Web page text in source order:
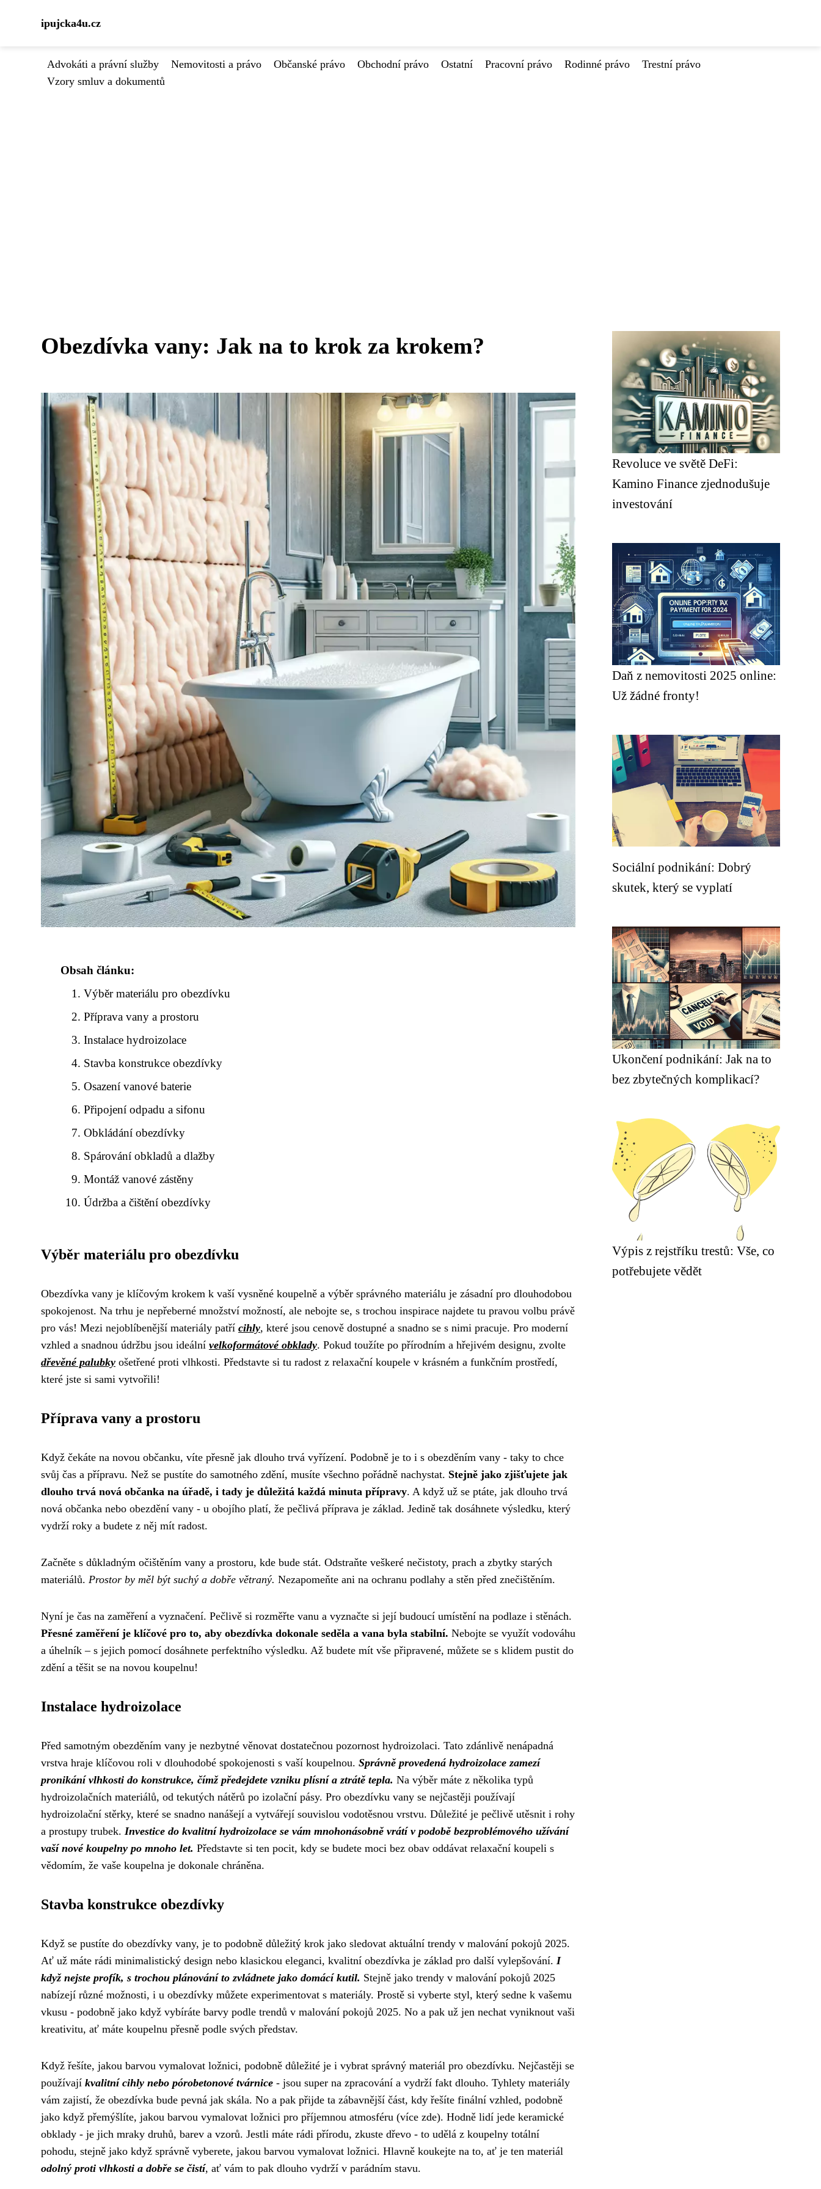
ipujcka4u.cz
Advokáti a právní služby Nemovitosti a právo Občanské právo Obchodní právo Ostatní Pracovní právo Rodinné právo
Trestní právo
Vzory smluv a dokumentů
Obezdívka vany: Jak na to krok za krokem?
Obsah článku:
Výběr materiálu pro obezdívku
Příprava vany a prostoru
Instalace hydroizolace
Stavba konstrukce obezdívky
Osazení vanové baterie
Připojení odpadu a sifonu
Obkládání obezdívky
Spárování obkladů a dlažby
Montáž vanové zástěny
Údržba a čištění obezdívky
Výběr materiálu pro obezdívku
Obezdívka vany je klíčovým krokem k vaší vysněné koupelně a výběr správného materiálu je zásadní pro dlouhodobou
spokojenost. Na trhu je nepřeberné množství možností, ale nebojte se, s trochou inspirace najdete tu pravou volbu právě
pro vás! Mezi nejoblíbenější materiály patří cihly, které jsou cenově dostupné a snadno se s nimi pracuje. Pro moderní
vzhled a snadnou údržbu jsou ideální velkoformátové obklady. Pokud toužíte po přírodním a hřejivém designu, zvolte
dřevěné palubky ošetřené proti vlhkosti. Představte si tu radost z relaxační koupele v krásném a funkčním prostředí,
které jste si sami vytvořili!
Příprava vany a prostoru
Když čekáte na novou občanku, víte přesně jak dlouho trvá vyřízení. Podobně je to i s obezděním vany - taky to chce
svůj čas a přípravu. Než se pustíte do samotného zdění, musíte všechno pořádně nachystat. Stejně jako zjišťujete jak
dlouho trvá nová občanka na úřadě, i tady je důležitá každá minuta přípravy. A když už se ptáte, jak dlouho trvá
nová občanka nebo obezdění vany - u obojího platí, že pečlivá příprava je základ. Jedině tak dosáhnete výsledku, který
vydrží roky a budete z něj mít radost.
Začněte s důkladným očištěním vany a prostoru, kde bude stát. Odstraňte veškeré nečistoty, prach a zbytky starých
materiálů. Prostor by měl být suchý a dobře větraný. Nezapomeňte ani na ochranu podlahy a stěn před znečištěním.
Nyní je čas na zaměření a vyznačení. Pečlivě si rozměřte vanu a vyznačte si její budoucí umístění na podlaze i stěnách.
Přesné zaměření je klíčové pro to, aby obezdívka dokonale seděla a vana byla stabilní. Nebojte se využít vodováhu
a úhelník – s jejich pomocí dosáhnete perfektního výsledku. Až budete mít vše připravené, můžete se s klidem pustit do
zdění a těšit se na novou koupelnu!
Instalace hydroizolace
Před samotným obezděním vany je nezbytné věnovat dostatečnou pozornost hydroizolaci. Tato zdánlivě nenápadná
vrstva hraje klíčovou roli v dlouhodobé spokojenosti s vaší koupelnou. Správně provedená hydroizolace zamezí
pronikání vlhkosti do konstrukce, čímž předejdete vzniku plísní a ztrátě tepla. Na výběr máte z několika typů
hydroizolačních materiálů, od tekutých nátěrů po izolační pásy. Pro obezdívku vany se nejčastěji používají
hydroizolační stěrky, které se snadno nanášejí a vytvářejí souvislou vodotěsnou vrstvu. Důležité je pečlivě utěsnit i rohy
a prostupy trubek. Investice do kvalitní hydroizolace se vám mnohonásobně vrátí v podobě bezproblémového užívání
vaší nové koupelny po mnoho let. Představte si ten pocit, kdy se budete moci bez obav oddávat relaxační koupeli s
vědomím, že vaše koupelna je dokonale chráněna.
Stavba konstrukce obezdívky
Když se pustíte do obezdívky vany, je to podobně důležitý krok jako sledovat aktuální trendy v malování pokojů 2025.
Ať už máte rádi minimalistický design nebo klasickou eleganci, kvalitní obezdívka je základ pro další vylepšování. I
když nejste profík, s trochou plánování to zvládnete jako domácí kutil. Stejně jako trendy v malování pokojů 2025
nabízejí různé možnosti, i u obezdívky můžete experimentovat s materiály. Prostě si vyberte styl, který sedne k vašemu
vkusu - podobně jako když vybíráte barvy podle trendů v malování pokojů 2025. No a pak už jen nechat vyniknout vaši
kreativitu, ať máte koupelnu přesně podle svých představ.
Když řešíte, jakou barvou vymalovat ložnici, podobně důležité je i vybrat správný materiál pro obezdívku. Nejčastěji se
používají kvalitní cihly nebo pórobetonové tvárnice - jsou super na zpracování a vydrží fakt dlouho. Tyhlety materiály
vám zajistí, že obezdívka bude pevná jak skála. No a pak přijde ta zábavnější část, kdy řešíte finální vzhled, podobně
jako když přemýšlíte, jakou barvou vymalovat ložnici pro příjemnou atmosféru (více zde). Hodně lidí jede keramické
obklady - je jich mraky druhů, barev a vzorů. Jestli máte rádi přírodu, zkuste dřevo - to udělá z koupelny totální
pohodu, stejně jako když správně vyberete, jakou barvou vymalovat ložnici. Hlavně koukejte na to, ať je ten materiál
odolný proti vlhkosti a dobře se čistí, ať vám to pak dlouho vydrží v parádním stavu.
Revoluce ve světě DeFi:
Kamino Finance zjednodušuje
investování
Daň z nemovitosti 2025 online:
Už žádné fronty!
Sociální podnikání: Dobrý
skutek, který se vyplatí
Ukončení podnikání: Jak na to
bez zbytečných komplikací?
Výpis z rejstříku trestů: Vše, co
potřebujete vědět